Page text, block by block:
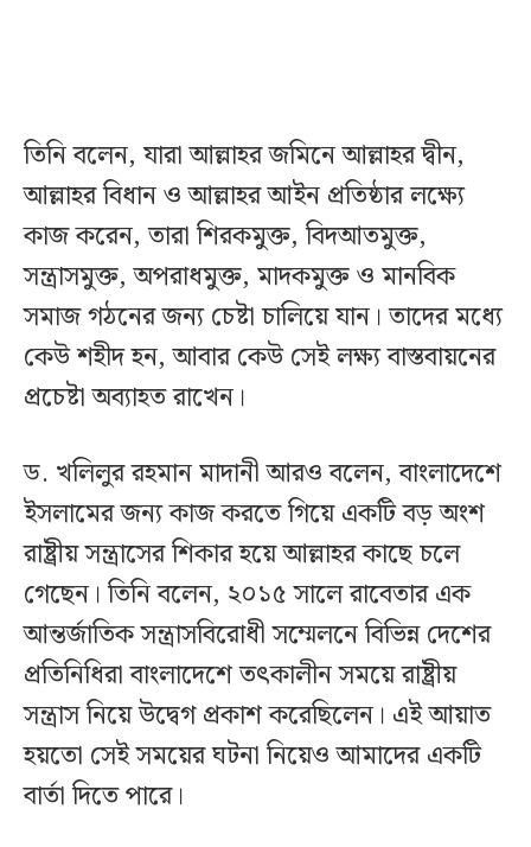
তিনি বলেন, যারা আল্লাহর জমিনে আল্লাহর দ্বীন,
আল্লাহর বিধান ও আল্লাহর আইন প্রতিষ্ঠার লক্ষ্যে
কাজ করেন, তারা শিরকমুক্ত, বিদআতমুক্ত,
সন্ত্রাসমুক্ত, অপরাধমুক্ত, মাদকমুক্ত ও মানবিক
সমাজ গঠনের জন্য চেষ্টা চালিয়ে যান। তাদের মধ্যে
কেউ শহীদ হন, আবার কেউ সেই লক্ষ্য বাস্তবায়নের
প্রচেষ্টা অব্যাহত রাখেন।
ড. খলিলুর রহমান মাদানী আরও বলেন, বাংলাদেশে
ইসলামের জন্য কাজ করতে গিয়ে একটি বড় অংশ
রাষ্ট্রীয় সন্ত্রাসের শিকার হয়ে আল্লাহর কাছে চলে
গেছেন। তিনি বলেন, ২০১৫ সালে রাবেতার এক
আন্তর্জাতিক সন্ত্রাসবিরোধী সম্মেলনে বিভিন্ন দেশের
প্রতিনিধিরা বাংলাদেশে তৎকালীন সময়ে রাষ্ট্রীয়
সন্ত্রাস নিয়ে উদ্বেগ প্রকাশ করেছিলেন। এই আয়াত
হয়তো সেই সময়ের ঘটনা নিয়েও আমাদের একটি
বার্তা দিতে পারে।